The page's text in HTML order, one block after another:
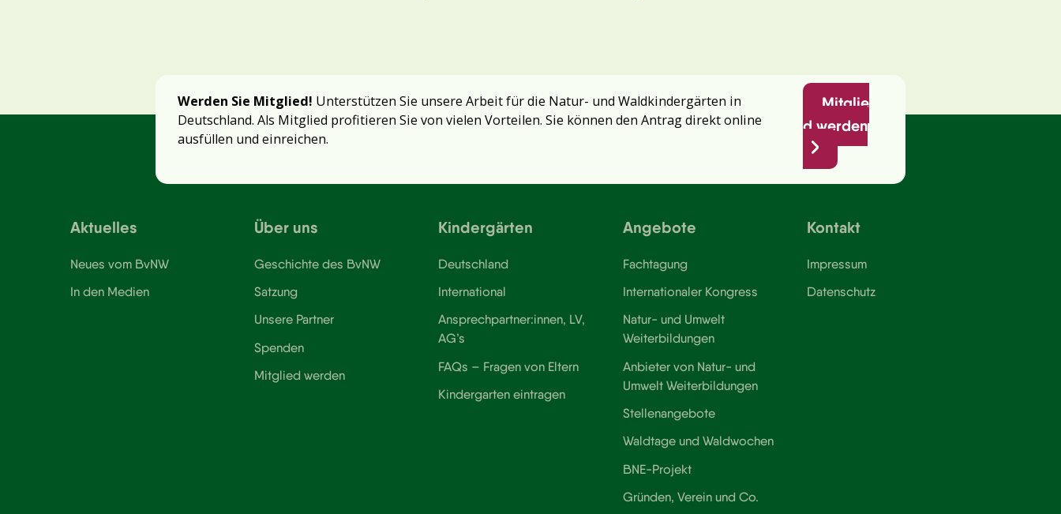
Werden Sie Mitglied! Unterstützen Sie unsere Arbeit für die Natur- und Waldkindergärten in
Deutschland. Als Mitglied profitieren Sie von vielen Vorteilen. Sie können den Antrag direkt online
ausfüllen und einreichen.
Mitglie
d werden
Aktuelles
Neues vom BvNW
In den Medien
Über uns
Geschichte des BvNW
Satzung
Unsere Partner
Spenden
Mitglied werden
Kindergärten
Deutschland
International
Ansprechpartner:innen, LV,
AG’s
FAQs – Fragen von Eltern
Kindergarten eintragen
Angebote
Fachtagung
Internationaler Kongress
Natur- und Umwelt
Weiterbildungen
Anbieter von Natur- und
Umwelt Weiterbildungen
Stellenangebote
Waldtage und Waldwochen
BNE-Projekt
Gründen, Verein und Co.
Kontakt
Impressum
Datenschutz